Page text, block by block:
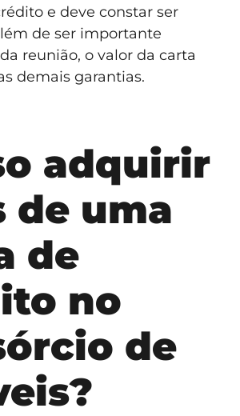
e deve constar ser
de ser importante
reunião, o valor da carta
demais garantias.
adquirir
de uma
de
no
de